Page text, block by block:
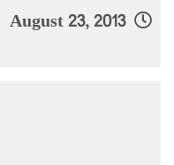
August 23, 2013